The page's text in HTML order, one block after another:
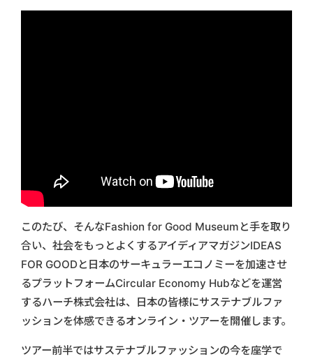
このたび、そんなFashion for Good Museumと手を取り
合い、社会をもっとよくするアイディアマガジンIDEAS
FOR GOODと日本のサーキュラーエコノミーを加速させ
るプラットフォームCircular Economy Hubなどを運営
するハーチ株式会社は、日本の皆様にサステナブルファ
ッションを体感できるオンライン・ツアーを開催します。
ツアー前半ではサステナブルファッションの今を座学で